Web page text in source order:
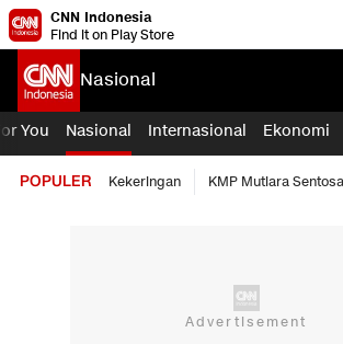
CNN Indonesia
Find it on Play Store
Nasional
You Nasional Internasional Ekonomi
POPULER Kekeringan KMP Mutiara Sentosa